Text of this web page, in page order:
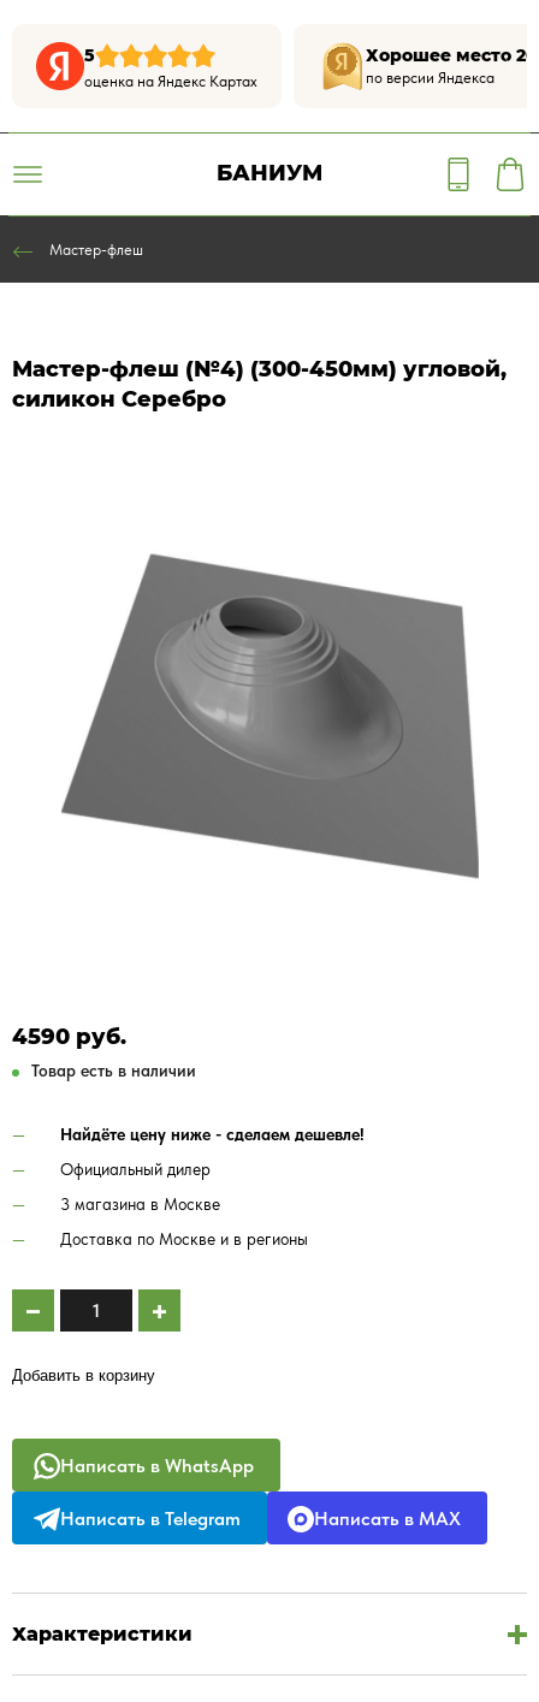
5
оценка на Яндекс Картах
Хорошее место
по версии Яндекса
БАНИУМ
Мастер-флеш
Мастер-флеш (№4) (300-450мм) угловой,
силикон Серебро
4590 руб.
Товар есть в наличии
Найдёте цену ниже - сделаем дешевле!
Официальный дилер
3 магазина в Москве
Доставка по Москве и в регионы
Добавить в корзину
Написать в WhatsApp
Написать в Telegram Написать в MAX
Характеристики